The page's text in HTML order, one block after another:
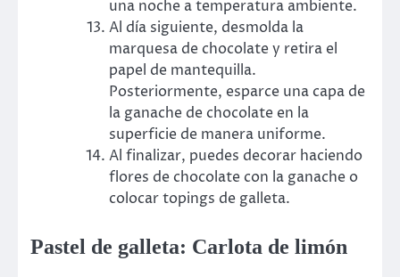
una noche a temperatura ambiente.
Al día siguiente, desmolda la
marquesa de chocolate y retira el
papel de mantequilla.
Posteriormente, esparce una capa de
la ganache de chocolate en la
superficie de manera uniforme.
Al finalizar, puedes decorar haciendo
flores de chocolate con la ganache o
colocar topings de galleta.
Pastel de galleta: Carlota de limón